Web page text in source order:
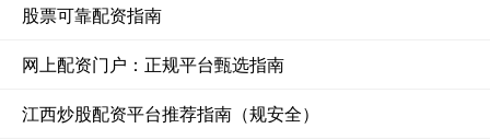
股票可靠配资指南
网上配资门户：正规平台甄选指南
江西炒股配资平台推荐指南（规安全）